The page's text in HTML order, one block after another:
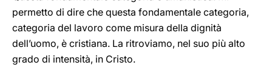
permetto di dire che questa fondamentale categoria,
categoria del lavoro come misura della dignità
dell’uomo, è cristiana. La ritroviamo, nel suo più alto
grado di intensità, in Cristo.